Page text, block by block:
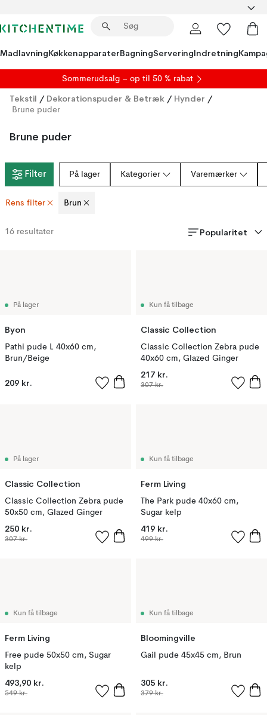
MadlavningKøkkenapparaterBagningServeringIndretning
Sommerudsalg – op til 50 % rabat
Tekstil / Dekorationspuder & Betræk / Hynder /
Brune puder
Brune puder
Filter På lager Kategorier Varemærker
Rens filter Brun
16 resultater Popularitet
På lager
Byon
Pathi pude L 40x60 cm,
Brun/Beige
209 kr.
Kun få tilbage
Classic Collection
Classic Collection Zebra pude
40x60 cm, Glazed Ginger
217 kr.
307 kr.
På lager
Classic Collection
Classic Collection Zebra pude
50x50 cm, Glazed Ginger
250 kr.
307 kr.
Kun få tilbage
Ferm Living
The Park pude 40x60 cm,
Sugar kelp
419 kr.
499 kr.
Kun få tilbage
Ferm Living
Free pude 50x50 cm, Sugar
kelp
493,90 kr.
549 kr.
Kun få tilbage
Bloomingville
Gail pude 45x45 cm, Brun
305 kr.
379 kr.